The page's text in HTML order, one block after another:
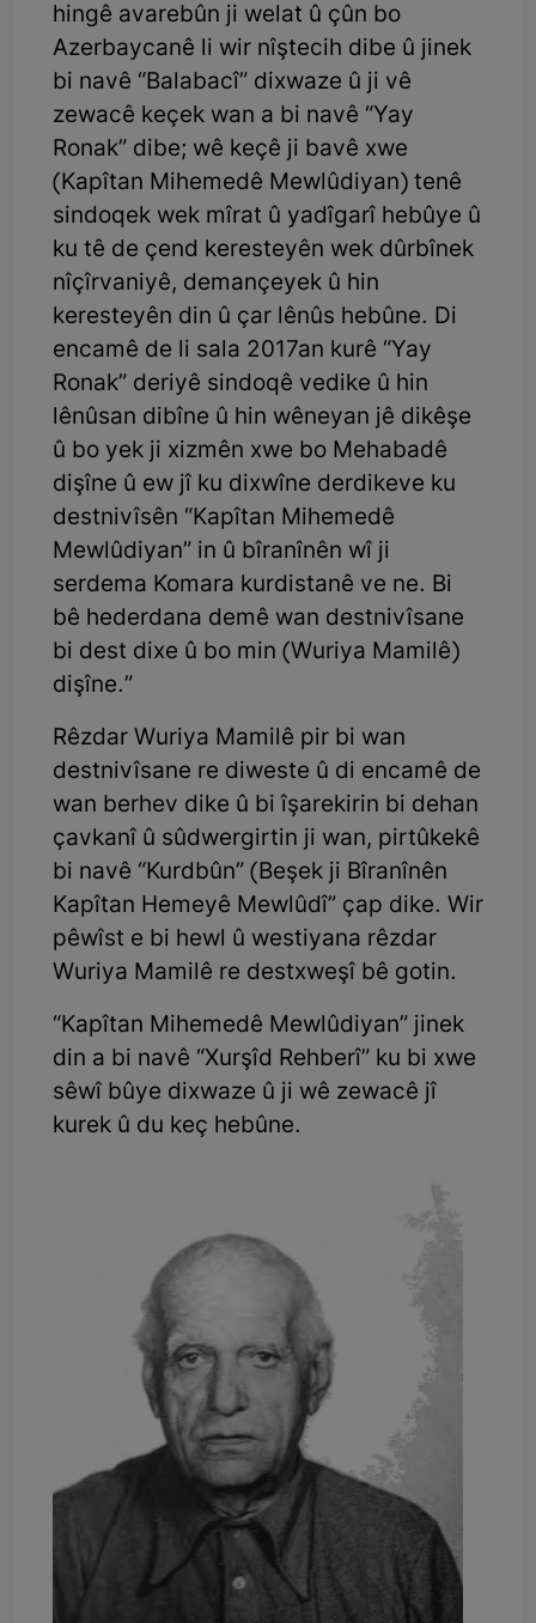
hingê avarebûn ji welat û çûn bo
Azerbaycanê li wir nîştecih dibe û jinek
bi navê “Balabacî” dixwaze û ji vê
zewacê keçek wan a bi navê “Yay
Ronak” dibe; wê keçê ji bavê xwe
(Kapîtan Mihemedê Mewlûdiyan) tenê
sindoqek wek mîrat û yadîgarî hebûye û
ku tê de çend keresteyên wek dûrbînek
nîçîrvaniyê, demançeyek û hin
keresteyên din û çar lênûs hebûne. Di
encamê de li sala 2017an kurê “Yay
Ronak” deriyê sindoqê vedike û hin
lênûsan dibîne û hin wêneyan jê dikêşe
û bo yek ji xizmên xwe bo Mehabadê
dişîne û ew jî ku dixwîne derdikeve ku
destnivîsên “Kapîtan Mihemedê
Mewlûdiyan” in û bîranînên wî ji
serdema Komara kurdistanê ve ne. Bi
bê hederdana demê wan destnivîsane
bi dest dixe û bo min (Wuriya Mamilê)
dişîne.”
Rêzdar Wuriya Mamilê pir bi wan
destnivîsane re diweste û di encamê de
wan berhev dike û bi îşarekirin bi dehan
çavkanî û sûdwergirtin ji wan, pirtûkekê
bi navê “Kurdbûn” (Beşek ji Bîranînên
Kapîtan Hemeyê Mewlûdî” çap dike. Wir
pêwîst e bi hewl û westiyana rêzdar
Wuriya Mamilê re destxweşî bê gotin.
“Kapîtan Mihemedê Mewlûdiyan” jinek
din a bi navê “Xurşîd Rehberî” ku bi xwe
sêwî bûye dixwaze û ji wê zewacê jî
kurek û du keç hebûne.